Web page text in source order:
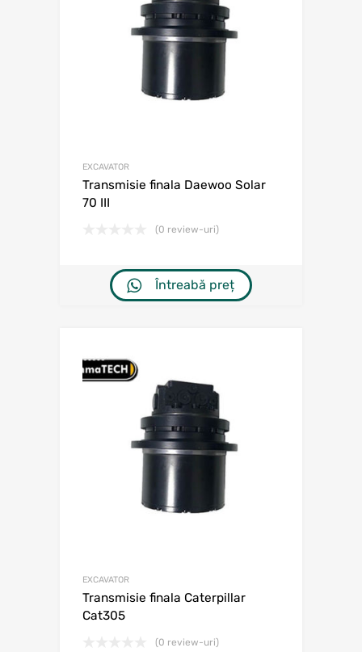
EXCAVATOR
Transmisie finala Daewoo Solar
70 III
(0 review-uri)
Întreabă preț
EXCAVATOR
Transmisie finala Caterpillar
Cat305
(0 review-uri)